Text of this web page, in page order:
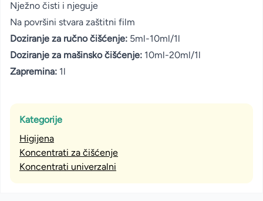
Nježno čisti i njeguje
Na površini stvara zaštitni film
Doziranje za ručno čišćenje: 5ml-10ml/1l
Doziranje za mašinsko čišćenje: 10ml-20ml/1l
Zapremina: 1l
Kategorije
Higijena
Koncentrati za čišćenje
Koncentrati univerzalni